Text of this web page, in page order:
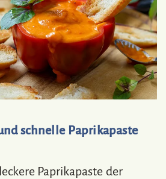
schnelle Paprikapaste
Paprikapaste der